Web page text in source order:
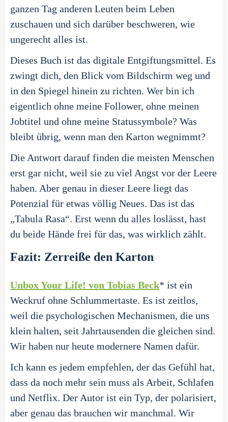
ganzen Tag anderen Leuten beim Leben
zuschauen und sich darüber beschweren, wie
ungerecht alles ist.
Dieses Buch ist das digitale Entgiftungsmittel. Es
zwingt dich, den Blick vom Bildschirm weg und
in den Spiegel hinein zu richten. Wer bin ich
eigentlich ohne meine Follower, ohne meinen
Jobtitel und ohne meine Statussymbole? Was
bleibt übrig, wenn man den Karton wegnimmt?
Die Antwort darauf finden die meisten Menschen
erst gar nicht, weil sie zu viel Angst vor der Leere
haben. Aber genau in dieser Leere liegt das
Potenzial für etwas völlig Neues. Das ist das
„Tabula Rasa“. Erst wenn du alles loslässt, hast
du beide Hände frei für das, was wirklich zählt.
Fazit: Zerreiße den Karton
Unbox Your Life! von Tobias Beck* ist ein
Weckruf ohne Schlummertaste. Es ist zeitlos,
weil die psychologischen Mechanismen, die uns
klein halten, seit Jahrtausenden die gleichen sind.
Wir haben nur heute modernere Namen dafür.
Ich kann es jedem empfehlen, der das Gefühl hat,
dass da noch mehr sein muss als Arbeit, Schlafen
und Netflix. Der Autor ist ein Typ, der polarisiert,
aber genau das brauchen wir manchmal. Wir